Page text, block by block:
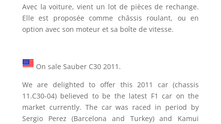
Avec la voiture, vient un lot de pièces de rechange.
Elle est proposée comme châssis roulant, ou en
option avec son moteur et sa boîte de vitesse.
On sale Sauber C30 2011.
We are delighted to offer this 2011 car (chassis
11.C30-04) believed to be the latest F1 car on the
market currently. The car was raced in period by
Sergio Perez (Barcelona and Turkey) and Kamui